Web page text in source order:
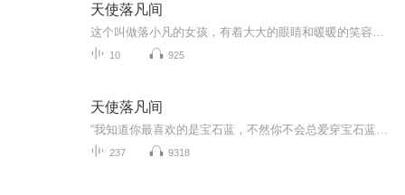
天使落凡间
10 925
天使落凡间
237 9318